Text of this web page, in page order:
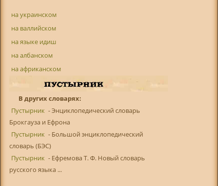
на украинском
на валлийском
на языке идиш
на албанском
на африканском
В других словарях:
Пустырник - Энциклопедический словарь
Брокгауза и Ефрона
Пустырник - Большой энциклопедический
словарь (БЭС)
Пустырник - Ефремова Т. Ф. Новый словарь
русского языка ...